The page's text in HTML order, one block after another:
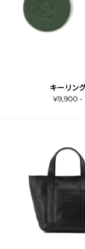
キーリン
¥9,900 -